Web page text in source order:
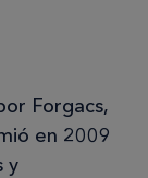
Forgacs,
en 2009
y